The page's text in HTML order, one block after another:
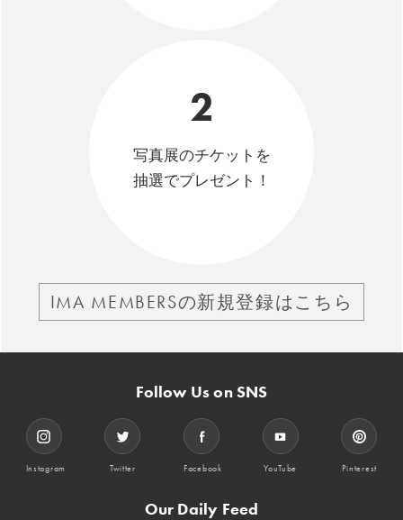
2
写真展のチケットを
抽選でプレゼント！
IMA MEMBERSの新規登録はこちら
Follow Us on SNS
Instagram Twitter Facebook YouTube Pinterest
Our Daily Feed